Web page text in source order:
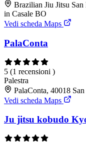
Brazilian Jiu Jitsu
in Casale BO
Vedi scheda Maps
PalaConta
5 (1 recensioni )
Palestra
PalaConta, 40018
Vedi scheda Maps
Ju jitsu kobudo